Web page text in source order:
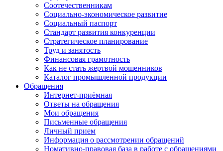
Соотечественникам
Социально-экономическое развитие
Социальный паспорт
Стандарт развития конкуренции
Стратегическое планирование
Труд и занятость
Финансовая грамотность
Как не стать жертвой мошенников
Каталог промышленной продукции
Обращения
Интернет-приёмная
Ответы на обращения
Мои обращения
Письменные обращения
Личный прием
Информация о рассмотрении обращений
Номативно-правовая база в работе с обращениями